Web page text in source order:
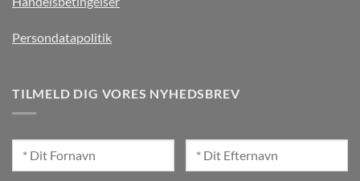
Persondatapolitik
TILMELD DIG VORES NYHEDSBREV